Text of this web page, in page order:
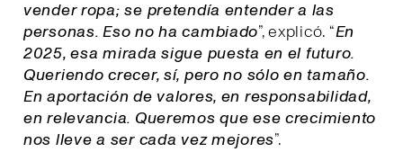
vender ropa; se pretendía entender a las
personas. Eso no ha cambiado”, explicó. “En
2025, esa mirada sigue puesta en el futuro.
Queriendo crecer, sí, pero no sólo en tamaño.
En aportación de valores, en responsabilidad,
en relevancia. Queremos que ese crecimiento
nos lleve a ser cada vez mejores”.